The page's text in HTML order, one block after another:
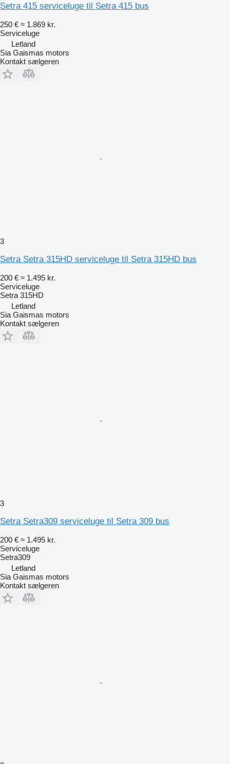
Setra 415 serviceluge til Setra 415 bus
250 € ≈ 1.869 kr.
Serviceluge
Letland
Sia Gaismas motors
Kontakt sælgeren
3
Setra Setra 315HD serviceluge til Setra 315HD bus
200 € ≈ 1.495 kr.
Serviceluge
Setra 315HD
Letland
Sia Gaismas motors
Kontakt sælgeren
3
Setra Setra309 serviceluge til Setra 309 bus
200 € ≈ 1.495 kr.
Serviceluge
Setra309
Letland
Sia Gaismas motors
Kontakt sælgeren